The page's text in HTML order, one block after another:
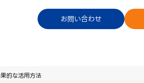
お問い合わせ
ご利用中のお客様へ
的な活用方法